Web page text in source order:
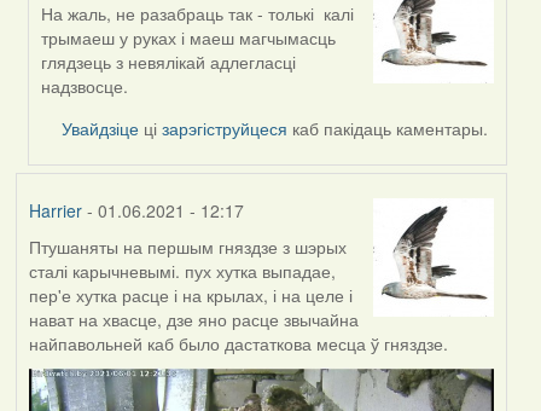
In
reply
to
by
Annika
На жаль, не разабраць так - толькі калі
трымаеш у руках і маеш магчымасць
глядзець з невялікай адлегласці
надзвосце.
Увайдзіце цізарэгіструйцеся каб пакідаць каментары.
Harrier- 01.06.2021 - 12:17
Птушаняты на першым гняздзе з шэрых
сталі карычневымі. пух хутка выпадае,
пер'е хутка расце і на крылах, і на целе і
нават на хвасце, дзе яно расце звычайна
найпавольней каб было дастаткова месца ў гняздзе.